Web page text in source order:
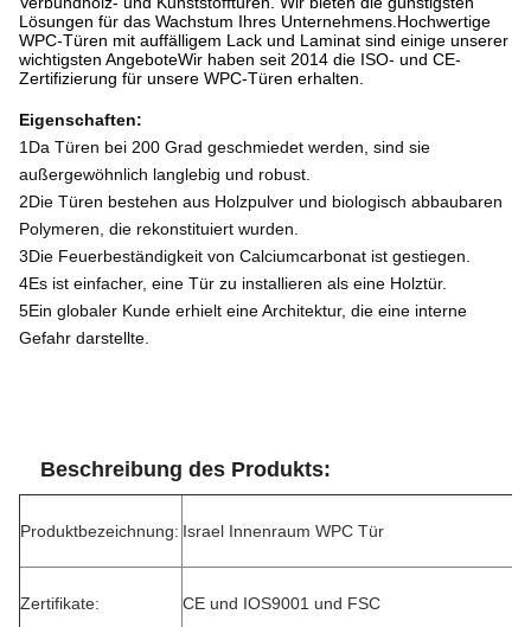
Lösungen für das Wachstum Ihres Unternehmens.Hochwertige
WPC-Türen mit auffälligem Lack und Laminat sind einige unserer
wichtigsten AngeboteWir haben seit 2014 die ISO- und CE-
Zertifizierung für unsere WPC-Türen erhalten.
Eigenschaften:
1Da Türen bei 200 Grad geschmiedet werden, sind sie
außergewöhnlich langlebig und robust.
2Die Türen bestehen aus Holzpulver und biologisch abbaubaren
Polymeren, die rekonstituiert wurden.
3Die Feuerbeständigkeit von Calciumcarbonat ist gestiegen.
4Es ist einfacher, eine Tür zu installieren als eine Holztür.
5Ein globaler Kunde erhielt eine Architektur, die eine interne
Gefahr darstellte.
Beschreibung des Produkts:
Produktbezeichnung: Israel Innenraum WPC Tür
Zertifikate: CE und IOS9001 und FSC